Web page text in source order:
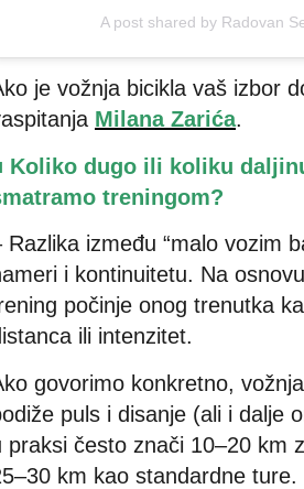
A post shared by Radovan
je vožnja bicikla vaš izbor
Milana Zarića.
Koliko dugo ili koliku
treningom?
Razlika između “malo vozim
i kontinuitetu. Na
počinje onog trenutka
ili intenzitet.
govorimo konkretno,
puls i disanje (ali i dalje
praksi često znači 10–20 km
km kao standardne